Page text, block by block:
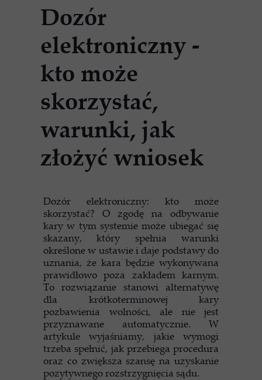
Dozór elektroniczny: kto może
skorzystać? O zgodę na odbywanie
kary w tym systemie może ubiegać się
skazany, który spełnia warunki
określone w ustawie i daje podstawy do
uznania, że kara będzie wykonywana
prawidłowo poza zakładem karnym.
To rozwiązanie stanowi alternatywę
dla krótkoterminowej kary
pozbawienia wolności, ale nie jest
przyznawane automatycznie. W
artykule wyjaśniamy, jakie wymogi
trzeba spełnić, jak przebiega procedura
oraz co zwiększa szansę na uzyskanie
pozytywnego rozstrzygnięcia sądu.
Dozór
elektroniczny -
kto może
skorzystać,
warunki, jak
złożyć wniosek